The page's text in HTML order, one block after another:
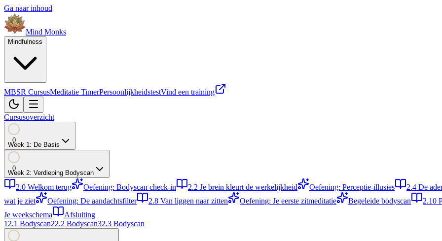
Ga naar inhoud
Mind Monks
Mindfulness
MBSR CursusMeditatie TimerPersoonlijkheidstestVind een training
Cursusoverzicht
0
Week 1: De Basis
0
Week 2: Verdieping Bodyscan
2.0 Welkom terug Oefening: Bodyscan check-in 2.2 Je brein kleurt de werkelijkheid Oefening: Perceptie-illusies 2.4 De
wat je ziet
Oefening: De aandachtsfilter 2.8 Van liggen naar zitten Oefening: Je eerste zitmeditatie Begeleide bodyscan 2.10
Je weekschema
Afsluiting
1 2.1 Bodyscan22.2 Bodyscan32.3 Bodyscan